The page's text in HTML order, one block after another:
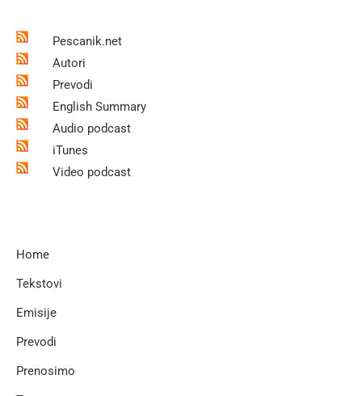
Pescanik.net
Autori
Prevodi
English Summary
Audio podcast
iTunes
Video podcast
Home
Tekstovi
Emisije
Prevodi
Prenosimo